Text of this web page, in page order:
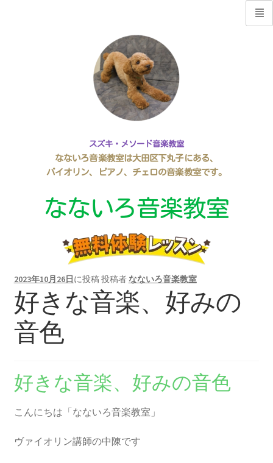
スズキ・メソード音楽教室
なないろ音楽教室は大田区下丸子にある、
バイオリン、ピアノ、チェロの音楽教室です。
なないろ音楽教室
2023年10月26日に投稿投稿者 なないろ音楽教室
好きな音楽、好みの
音色
好きな音楽、好みの音色
こんにちは「なないろ音楽教室」
ヴァイオリン講師の中陳です